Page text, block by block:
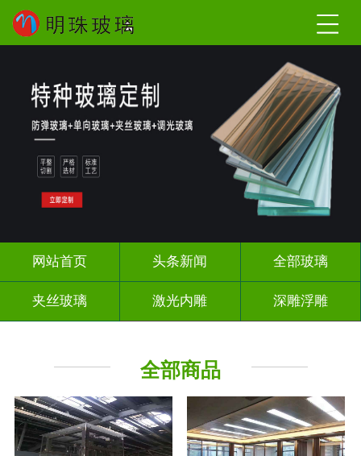
网站首页 头条新闻 全部玻璃
夹丝玻璃 激光内雕 深雕浮雕
千 层 镜
全部商品